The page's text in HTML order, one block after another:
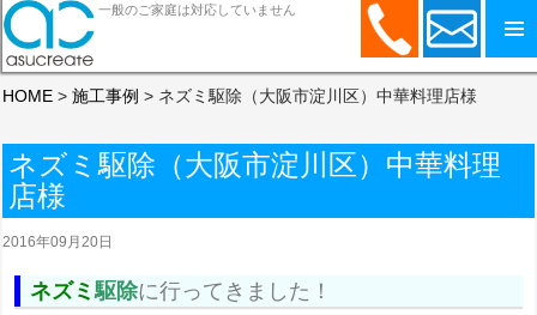
コンテンツへスキップ
一般のご家庭は対応していません
HOME >施工事例 > ネズミ駆除（大阪市淀川区）中華料理店様
ネズミ駆除（大阪市淀川区）中華料理
店様
2016年09月20日
ネズミ駆除に行ってきました！